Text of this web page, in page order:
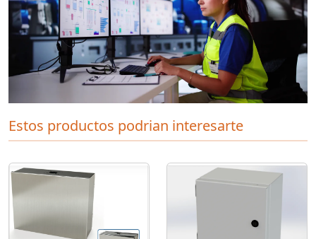
Estos productos podrian interesarte